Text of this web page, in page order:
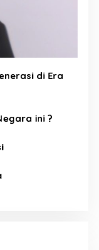
di Era
ini ?